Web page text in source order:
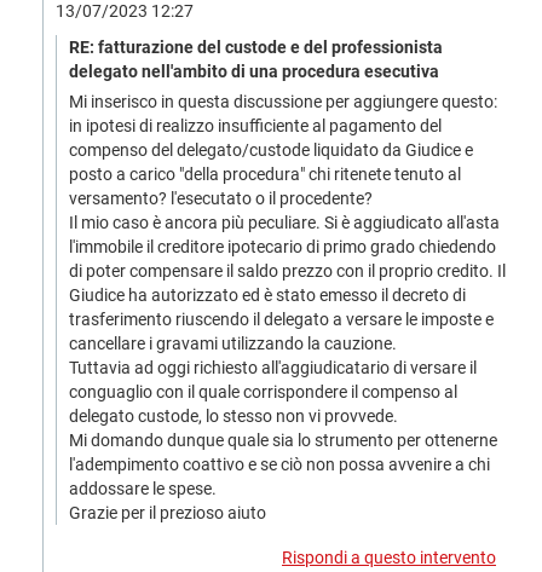
13/07/2023 12:27
RE: fatturazione del custode e del professionista
delegato nell'ambito di una procedura esecutiva
Mi inserisco in questa discussione per aggiungere questo:
in ipotesi di realizzo insufficiente al pagamento del
compenso del delegato/custode liquidato da Giudice e
posto a carico "della procedura" chi ritenete tenuto al
versamento? l'esecutato o il procedente?
Il mio caso è ancora più peculiare. Si è aggiudicato all'asta
l'immobile il creditore ipotecario di primo grado chiedendo
di poter compensare il saldo prezzo con il proprio credito. Il
Giudice ha autorizzato ed è stato emesso il decreto di
trasferimento riuscendo il delegato a versare le imposte e
cancellare i gravami utilizzando la cauzione.
Tuttavia ad oggi richiesto all'aggiudicatario di versare il
conguaglio con il quale corrispondere il compenso al
delegato custode, lo stesso non vi provvede.
Mi domando dunque quale sia lo strumento per ottenerne
l'adempimento coattivo e se ciò non possa avvenire a chi
addossare le spese.
Grazie per il prezioso aiuto
Rispondi a questo intervento